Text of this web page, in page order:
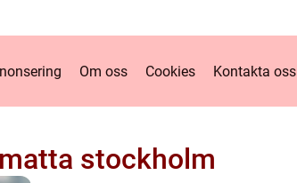
Om oss Cookies Kontakta oss
stockholm